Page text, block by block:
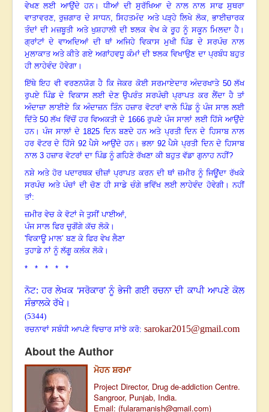
ਵੇਖਣ ਲਈ ਆਉਂਦੇ ਹਨ।ਧੀਆਂ ਦੀ ਸੁਰੱਖਿਆ ਦੇ ਨਾਲ ਨਾਲ ਸਾਫ ਸੁਥਰਾ
ਵਾਤਾਵਰਣ,ਰੁਜ਼ਗਾਰ ਦੇ ਸਾਧਨ,ਸਿਹਤਮੰਦ ਅਤੇ ਪੜ੍ਹੇ ਲਿਖੇ ਲੋਕ,ਭਾਈਚਾਰਕ
ਤੰਦਾਂ ਦੀ ਮਜ਼ਬੂਤੀ ਅਤੇ ਖੁਸ਼ਹਾਲੀ ਦੀ ਝਲਕ ਵੇਖ ਕੇ ਰੂਹ ਨੂੰ ਸਕੂਨ ਮਿਲਦਾ ਹੈ ।
ਗ੍ਰਾਂਟਾਂ ਦੇ ਵਾਅਦਿਆਂ ਦੀ ਥਾਂ ਅਜਿਹੇ ਵਿਕਾਸ ਮੁਖੀ ਪਿੰਡ ਦੇ ਸਰਪੰਚ ਨਾਲ
ਮੁਲਾਕਾਤ ਅਤੇ ਕੀਤੇ ਗਏ ਅਗਾਂਹਵਧੂ ਕੰਮਾਂ ਦੀ ਝਲਕ ਵਿਖਾਉਣ ਦਾ ਪ੍ਰਬੰਧ ਬਹੁਤ
ਹੀ ਲਾਹੇਵੰਦ ਹੋਵੇਗਾ ।
ਇੱਥੇ ਇਹ ਵੀ ਵਰਣਨਯੋਗ ਹੈ ਕਿ ਜੇਕਰ ਕੋਈ ਸਰਮਾਏਦਾਰ ਅੰਦਰਖਾਤੇ 50ਲੱਖ
ਰੁਪਏ ਪਿੰਡ ਦੇ ਵਿਕਾਸ ਲਈ ਦੇਣ ਉਪਰੰਤ ਸਰਪੰਚੀ ਪ੍ਰਾਪਤ ਕਰ ਲੈਂਦਾ ਹੈ ਤਾਂ
ਅੰਦਾਜ਼ਾ ਲਾਈਏ ਕਿ ਅੰਦਾਜ਼ਨ ਤਿੰਨ ਹਜ਼ਾਰ ਵੋਟਰਾਂ ਵਾਲੇ ਪਿੰਡ ਨੂੰ ਪੰਜ ਸਾਲ ਲਈ
ਦਿੱਤੇ50 ਲੱਖ ਵਿੱਚੋਂ ਹਰ ਵਿਅਕਤੀ ਦੇ 1666ਰੁਪਏ ਪੰਜ ਸਾਲਾਂ ਲਈ ਹਿੱਸੇ ਆਉਂਦੇ
ਹਨ।ਪੰਜ ਸਾਲਾਂ ਦੇ 1825 ਦਿਨ ਬਣਦੇ ਹਨ ਅਤੇ ਪ੍ਰਤੀ ਦਿਨ ਦੇ ਹਿਸਾਬ ਨਾਲ
ਹਰ ਵੋਟਰ ਦੇ ਹਿੱਸੇ 92ਪੈਸੇ ਆਉਂਦੇ ਹਨ। ਭਲਾ 92ਪੈਸੇ ਪ੍ਰਤੀ ਦਿਨ ਦੇ ਹਿਸਾਬ
ਨਾਲ 3 ਹਜ਼ਾਰ ਵੋਟਰਾਂ ਦਾ ਪਿੰਡ ਨੂੰ ਗਹਿਣੇ ਰੱਖਣਾ ਕੀ ਬਹੁਤ ਵੱਡਾ ਗੁਨਾਹ ਨਹੀਂ?
ਨਸ਼ੇ ਅਤੇ ਹੋਰ ਪਦਾਰਥਕ ਚੀਜ਼ਾਂ ਪ੍ਰਾਪਤ ਕਰਨ ਦੀ ਥਾਂ ਜ਼ਮੀਰ ਨੂੰ ਜਿਊਂਦਾ ਰੱਖਕੇ
ਸਰਪੰਚ ਅਤੇ ਪੰਚਾਂ ਦੀ ਚੋਣ ਹੀ ਸਾਡੇ ਚੰਗੇ ਭਵਿੱਖ ਲਈ ਲਾਹੇਵੰਦ ਹੋਵੇਗੀ। ਨਹੀਂ
ਤਾਂ:
ਜ਼ਮੀਰ ਵੇਚ ਕੇ ਵੋਟਾਂ ਜੇ ਤੁਸੀਂ ਪਾਈਆਂ,
ਪੰਜ ਸਾਲ ਫਿਰ ਚੁਗੋਂਗੇ ਕੱਚ ਲੋਕੋ ।
'ਵਿਕਾਊ ਮਾਲ’ ਬਣ ਕੇ ਫਿਰ ਵੇਖ ਲੈਣਾ
ਤੁਹਾਡੇ ਨਾਂ ਨੂੰ ਲੱਗੂ ਕਲੰਕ ਲੋਕੋ ।
* * * * *
ਨੋਟ: ਹਰ ਲੇਖਕ ‘ਸਰੋਕਾਰ’ ਨੂੰ ਭੇਜੀ ਗਈ ਰਚਨਾ ਦੀ ਕਾਪੀ ਆਪਣੇ ਕੋਲ
ਸੰਭਾਲਕੇ ਰੱਖੇ।
(5344)
ਰਚਨਾਵਾਂ ਸਬੰਧੀ ਆਪਣੇ ਵਿਚਾਰ ਸਾਂਝੇ ਕਰੋ: sarokar2015@gmail.com
About the Author
ਮੋਹਨ ਸ਼ਰਮਾ
Project Director, Drug de-addiction Centre.
Sangroor, Punjab, India.
Email: (fularamanish@gmail.com)